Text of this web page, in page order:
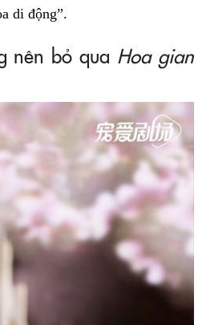
di động”.
nên bỏ qua Hoa gian